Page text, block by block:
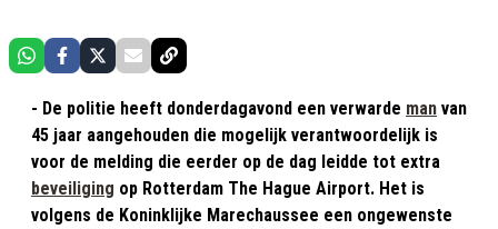
- De politie heeft donderdagavond een verwarde man van
45 jaar aangehouden die mogelijk verantwoordelijk is
voor de melding die eerder op de dag leidde tot extra
beveiliging op Rotterdam The Hague Airport. Het is
volgens de Koninklijke Marechaussee een ongewenste